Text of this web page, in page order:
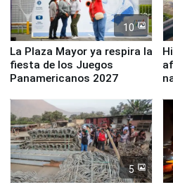
10
La Plaza Mayor ya respira la
fiesta de los Juegos
Panamericanos 2027
5